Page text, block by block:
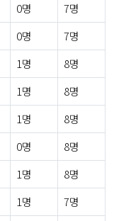
0명
7명
0명
7명
1명
8명
1명
8명
1명
8명
0명
8명
1명
8명
1명
7명